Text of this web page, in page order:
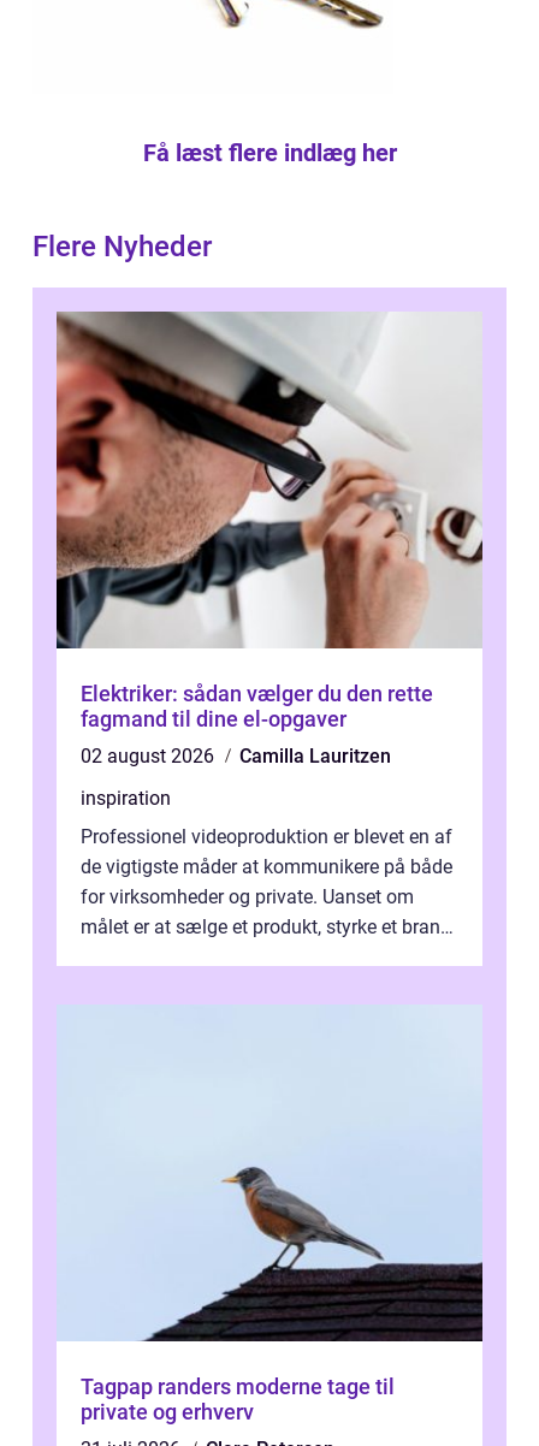
Få læst flere indlæg her
Flere Nyheder
Elektriker: sådan vælger du den rette
fagmand til dine el-opgaver
02 august 2026
Camilla Lauritzen
inspiration
Professionel videoproduktion er blevet en af
de vigtigste måder at kommunikere på både
for virksomheder og private. Uanset om
målet er at sælge et produkt, styrke et brand,
Tagpap randers moderne tage til
private og erhverv